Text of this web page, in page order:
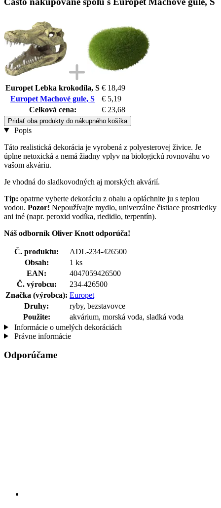
Europet Lebka krokodíla, S € 18,49
Europet Machové gule, S
€ 5,19
Celková cena:
€ 23,68
Pridať oba produkty do nákupného košíka
Popis
Táto realistická dekorácia je vyrobená z polyesterovej živice. Je
úplne netoxická a nemá žiadny vplyv na biologickú rovnováhu vo
vašom akváriu.
Je vhodná do sladkovodných aj morských akvárií.
Tip: opatrne vyberte dekoráciu z obalu a opláchnite ju s teplou
vodou. Pozor! Nepoužívajte mydlo, univerzálne čistiace prostriedky
ani iné (napr. peroxid vodíka, riedidlo, terpentín).
Náš odborník Oliver Knott odporúča!
Č. produktu:
ADL-234-426500
Obsah:
1 ks
EAN:
4047059426500
Č. výrobcu:
234-426500
Značka (výrobca): Europet
Druhy:
ryby, bezstavovce
Použite:
akvárium, morská voda, sladká voda
Informácie o umelých dekoráciách
Právne informácie
Odporúčame